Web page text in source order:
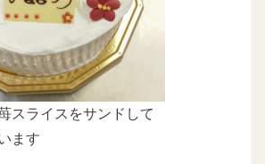
スライスをサンドして
ます